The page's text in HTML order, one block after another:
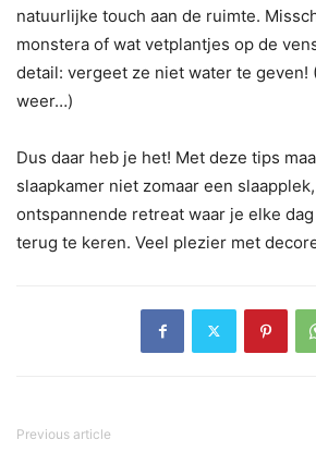
natuurlijke touch aan de ruimte.
monstera of wat vetplantjes op de
detail: vergeet ze niet water te geven!
weer…)
Dus daar heb je het! Met deze tips
slaapkamer niet zomaar een
ontspannende retreat waar je elke
terug te keren. Veel plezier met
Previous article